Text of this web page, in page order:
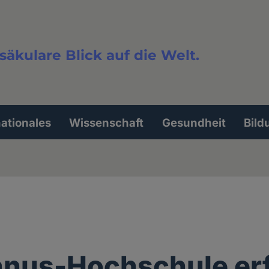
Blick auf die Welt.
Wissenschaft Gesundheit